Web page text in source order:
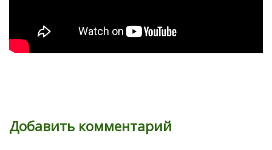
Добавить комментарий